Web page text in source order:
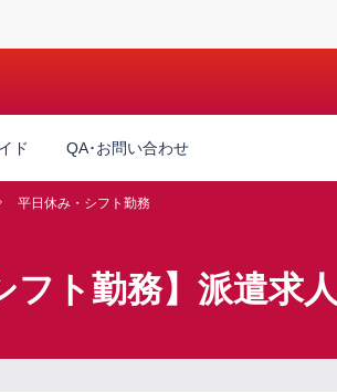
ド QA･お問い合わせ
平日休み・シフト勤務
フト勤務】派遣求人